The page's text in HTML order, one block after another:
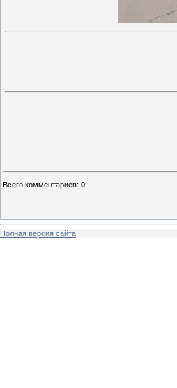
Всего комментариев: 0
Полная версия сайта